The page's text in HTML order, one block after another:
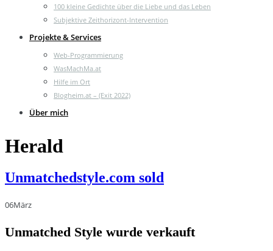
100 kleine Gedichte über die Liebe und das Leben
Subjektive Zeithorizont-Intervention
Projekte & Services
Web-Programmierung
WasMachMa.at
Hilfe im Ort
Blogheim.at – (Exit 2022)
Über mich
Herald
Unmatchedstyle.com sold
06März
Unmatched Style wurde verkauft